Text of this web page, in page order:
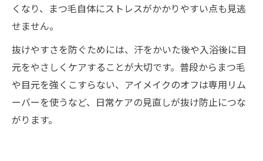
くなり、まつ毛自体にストレスがかかりやすい点も見逃
せません。
抜けやすさを防ぐためには、汗をかいた後や入浴後に目
元をやさしくケアすることが大切です。普段からまつ毛
や目元を強くこすらない、アイメイクのオフは専用リム
ーバーを使うなど、日常ケアの見直しが抜け防止につな
がります。